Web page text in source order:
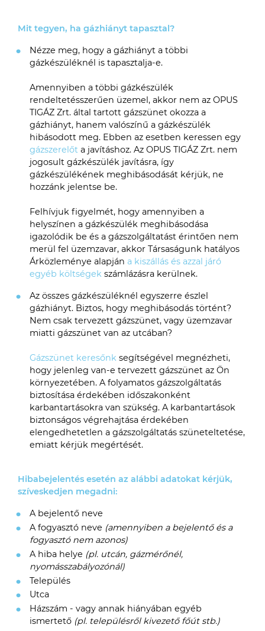
Mit tegyen, ha gázhiányt tapasztal?
Nézze meg, hogy a gázhiányt a többi
gázkészüléknél is tapasztalja-e.
Amennyiben a többi gázkészülék
rendeltetésszerűen üzemel, akkor nem az OPUS
TIGÁZ Zrt. által tartott gázszünet okozza a
gázhiányt, hanem valószínű a gázkészülék
hibásodott meg. Ebben az esetben keressen egy
gázszerelőt a javításhoz. Az OPUS TIGÁZ Zrt. nem
jogosult gázkészülék javításra, így
gázkészülékének meghibásodását kérjük, ne
hozzánk jelentse be.
Felhívjuk figyelmét, hogy amennyiben a
helyszínen a gázkészülék meghibásodása
igazolódik be és a gázszolgáltatást érintően nem
merül fel üzemzavar, akkor Társaságunk hatályos
Árközleménye alapján a kiszállás és azzal járó
egyéb költségek számlázásra kerülnek.
Az összes gázkészüléknél egyszerre észlel
gázhiányt. Biztos, hogy meghibásodás történt?
Nem csak tervezett gázszünet, vagy üzemzavar
miatti gázszünet van az utcában?
Gázszünet keresőnk segítségével megnézheti,
hogy jelenleg van-e tervezett gázszünet az Ön
környezetében. A folyamatos gázszolgáltatás
biztosítása érdekében időszakonként
karbantartásokra van szükség. A karbantartások
biztonságos végrehajtása érdekében
elengedhetetlen a gázszolgáltatás szüneteltetése,
emiatt kérjük megértését.
Hibabejelentés esetén az alábbi adatokat kérjük,
szíveskedjen megadni:
A bejelentő neve
A fogyasztó neve (amennyiben a bejelentő és a
fogyasztó nem azonos)
A hiba helye (pl. utcán, gázmérőnél,
nyomásszabályozónál)
Település
Utca
Házszám - vagy annak hiányában egyéb
ismertető (pl. településről kivezető főút stb.)